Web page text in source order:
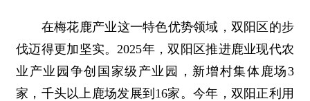
在梅花鹿产业这一特色优势领域，双阳区的步
伐迈得更加坚实。2025年，双阳区推进鹿业现代农
业产业园争创国家级产业园，新增村集体鹿场3
家，千头以上鹿场发展到16家。今年，双阳正利用